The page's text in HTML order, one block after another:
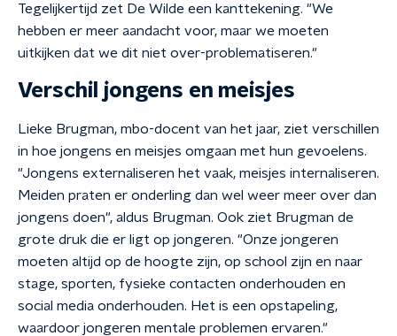
Tegelijkertijd zet De Wilde een kanttekening. "We
hebben er meer aandacht voor, maar we moeten
uitkijken dat we dit niet over-problematiseren."
Verschil jongens en meisjes
Lieke Brugman, mbo-docent van het jaar, ziet verschillen
in hoe jongens en meisjes omgaan met hun gevoelens.
"Jongens externaliseren het vaak, meisjes internaliseren.
Meiden praten er onderling dan wel weer meer over dan
jongens doen", aldus Brugman. Ook ziet Brugman de
grote druk die er ligt op jongeren. "Onze jongeren
moeten altijd op de hoogte zijn, op school zijn en naar
stage, sporten, fysieke contacten onderhouden en
social media onderhouden. Het is een opstapeling,
waardoor jongeren mentale problemen ervaren."